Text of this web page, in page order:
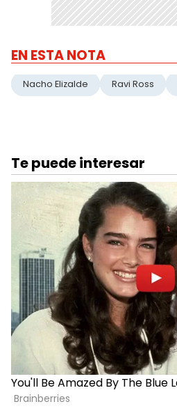
EN ESTA NOTA
Nacho Elizalde Ravi Ross